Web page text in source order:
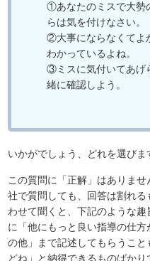
①あなたのミスで大勢
らは気を付けなさい。
②大事にならなくてよ
わかっているよね。
③ミスに気付いてあげ
緒に確認しよう。
いかがでしょう、どれを選びま
この質問に「正解」はありま
社で質問しても、回答は割れ
わせて聞くと、下記のような
に「他にもっと良い指導の仕
の他」まで記述してもらうこ
どね」と納得できるものばか